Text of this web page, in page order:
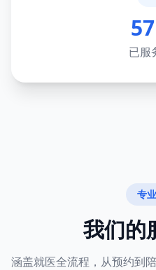
57
已服
专
我们的
涵盖就医全流程，从预约到